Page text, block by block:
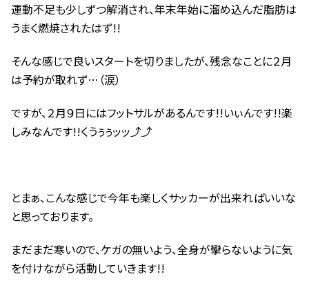
運動不足も少しずつ解消され、年末年始に溜め込んだ脂肪は
うまく燃焼されたはず!!
そんな感じで良いスタートを切りましたが、残念なことに２月
は予約が取れず…（涙）
ですが、２月９日にはフットサルがあるんです!!いぃんです!!楽
しみなんです!!くうぅぅッッ⤴⤴
とまぁ、こんな感じで今年も楽しくサッカーが出来ればいいな
と思っております。
まだまだ寒いので、ケガの無いよう、全身が攣らないように気
を付けながら活動していきます!!